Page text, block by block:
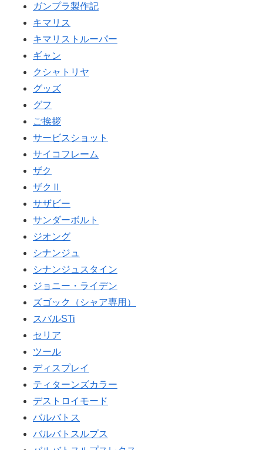
ガンプラ製作記
キマリス
キマリストルーパー
ギャン
クシャトリヤ
グッズ
グフ
ご挨拶
サービスショット
サイコフレーム
ザク
ザクⅡ
サザビー
サンダーボルト
ジオング
シナンジュ
シナンジュスタイン
ジョニー・ライデン
ズゴック（シャア専用）
スバルSTi
セリア
ツール
ディスプレイ
ティターンズカラー
デストロイモード
バルバトス
バルバトスルプス